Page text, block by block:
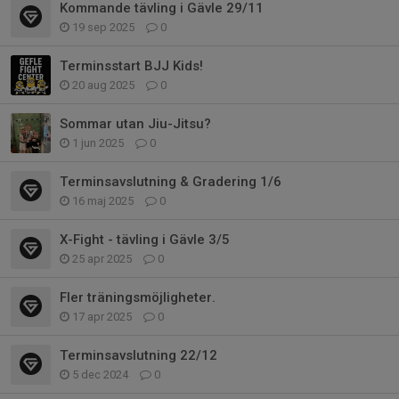
Kommande tävling i Gävle 29/11
19 sep 2025 0
Terminsstart BJJ Kids!
20 aug 2025 0
Sommar utan Jiu-Jitsu?
1 jun 2025 0
Terminsavslutning & Gradering 1/6
16 maj 2025 0
X-Fight - tävling i Gävle 3/5
25 apr 2025 0
Fler träningsmöjligheter.
17 apr 2025 0
Terminsavslutning 22/12
5 dec 2024 0